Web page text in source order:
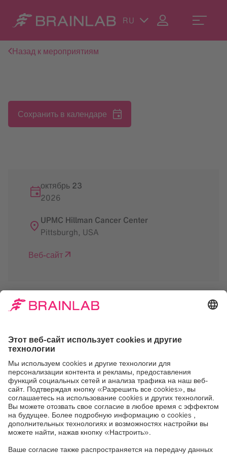
RU
Назад к мероприятиям
Сохранить в календаре
октябрь 23
2026
UPMC Hillman Cancer Center
Pittsburgh, USA
Веб-сайт
Нам нужно ваше
согласие на загрузку
сервиса Google Maps
Мы используем Google Maps, для
встраивания контента, который может
собирать данные о вашей активности.
Пожалуйста, ознакомьтесь с деталями и
примите услугу, чтобы увидеть этот
контент.